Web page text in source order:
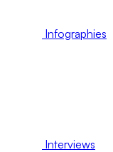
Infographies
Interviews